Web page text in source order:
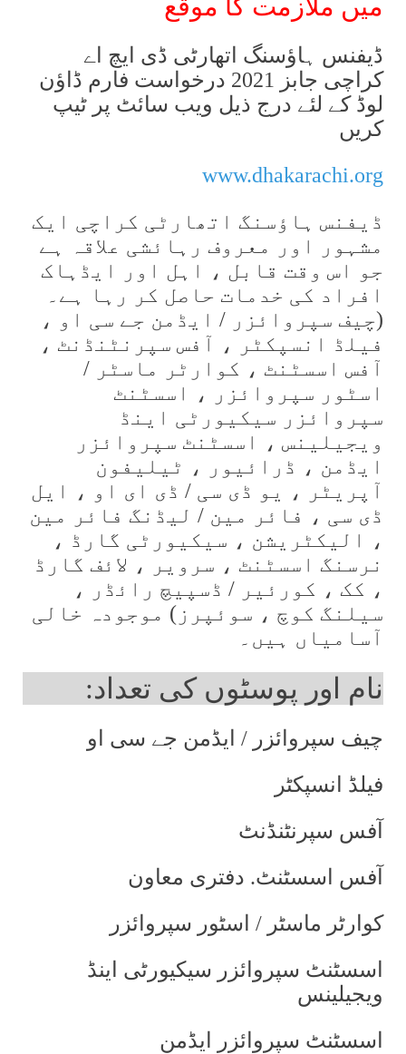
میں ملازمت کا موقع
ڈیفنس ہاؤسنگ اتھارٹی ڈی ایچ اے
کراچی جابز 2021 درخواست فارم ڈاؤن
لوڈ کے لئے درج ذیل ویب سائٹ پر ٹیپ
کریں
www.dhakarachi.org
ڈیفنس ہاؤسنگ اتھارٹی کراچی ایک
مشہور اور معروف رہائشی علاقہ ہے
جو اس وقت قابل ، اہل اور ایڈہاک
افراد کی خدمات حاصل کر رہا ہے۔
(چیف سپروائزر / ایڈمن جے سی او ،
فیلڈ انسپکٹر ، آفس سپرنٹنڈنٹ ،
آفس اسسٹنٹ ، کوارٹر ماسٹر /
اسٹور سپروائزر ، اسسٹنٹ
سپروائزر سیکیورٹی اینڈ
ویجیلینس ، اسسٹنٹ سپروائزر
ایڈمن ، ڈرائیور ، ٹیلیفون
آپریٹر ، یو ڈی سی / ڈی ای او ، ایل
ڈی سی ، فائر مین / لیڈنگ فائر مین
، الیکٹریشن ، سیکیورٹی گارڈ ،
نرسنگ اسسٹنٹ ، سرویر ، لائف گارڈ
، کک ، کورئیر / ڈسپیچ رائڈر ،
سیلنگ کوچ ، سوئپرز) موجودہ خالی
آسامیاں ہیں۔
نام اور پوسٹوں کی تعداد:
چیف سپروائزر / ایڈمن جے سی او
فیلڈ انسپکٹر
آفس سپرنٹنڈنٹ
آفس اسسٹنٹ. دفتری معاون
کوارٹر ماسٹر / اسٹور سپروائزر
اسسٹنٹ سپروائزر سیکیورٹی اینڈ
ویجیلینس
اسسٹنٹ سپروائزر ایڈمن